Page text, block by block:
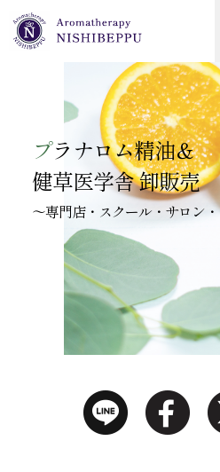
プラナロム精油＆
健草医学舎 卸販売
～専門店・スクール・サロン